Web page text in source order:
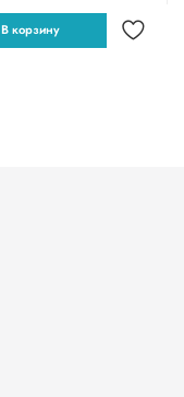
В корзину